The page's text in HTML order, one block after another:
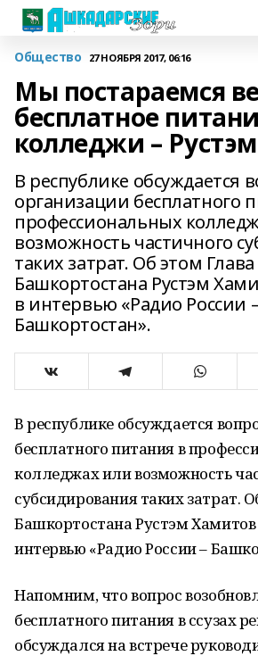
Общество 27 НОЯБРЯ 2017, 06:16
Мы постараемся
бесплатное
колледжи –
В республике обсуждается
организации бесплатного
профессиональных
возможность частичного
таких затрат. Об этом Глава
Башкортостана Рустэм
в интервью «Радио России –
Башкортостан».
В республике обсуждается
бесплатного питания в
колледжах или возможность
субсидирования таких затрат.
Башкортостана Рустэм
интервью «Радио России –
Напомним, что вопрос
бесплатного питания в ссузах
обсуждался на встрече